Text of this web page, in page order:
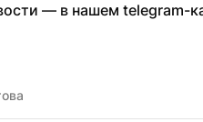
— в нашем telegram-